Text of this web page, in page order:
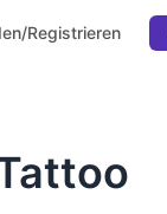
Registrieren